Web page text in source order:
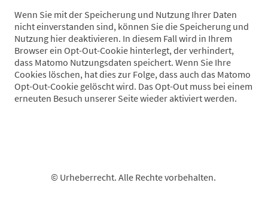
Wenn Sie mit der Speicherung und Nutzung Ihrer Daten
nicht einverstanden sind, können Sie die Speicherung und
Nutzung hier deaktivieren. In diesem Fall wird in Ihrem
Browser ein Opt-Out-Cookie hinterlegt, der verhindert,
dass Matomo Nutzungsdaten speichert. Wenn Sie Ihre
Cookies löschen, hat dies zur Folge, dass auch das Matomo
Opt-Out-Cookie gelöscht wird. Das Opt-Out muss bei einem
erneuten Besuch unserer Seite wieder aktiviert werden.
© Urheberrecht. Alle Rechte vorbehalten.